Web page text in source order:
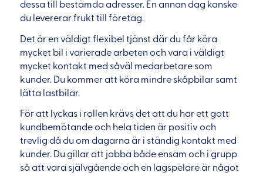
dessa till bestämda adresser. En annan dag kanske
du levererar frukt till företag.
Det är en väldigt flexibel tjänst där du får köra
mycket bil i varierade arbeten och vara i väldigt
mycket kontakt med såväl medarbetare som
kunder. Du kommer att köra mindre skåpbilar samt
lätta lastbilar.
För att lyckas i rollen krävs det att du har ett gott
kundbemötande och hela tiden är positiv och
trevlig då du om dagarna är i ständig kontakt med
kunder. Du gillar att jobba både ensam och i grupp
så att vara självgående och en lagspelare är något